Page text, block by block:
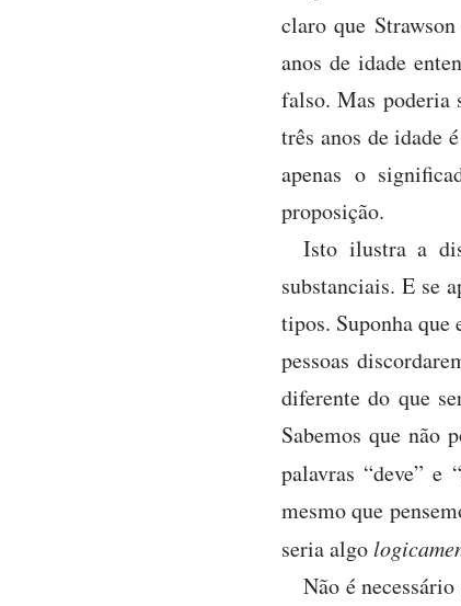
claro que
anos de idade
falso. Mas poderia
três anos de idade
apenas o
proposição.
Isto ilustra a
substanciais. E se
tipos. Suponha que
pessoas
diferente do que
Sabemos que não
palavras “deve” e
mesmo que
seria algo
Não é